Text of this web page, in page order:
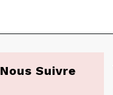
Nous Suivre